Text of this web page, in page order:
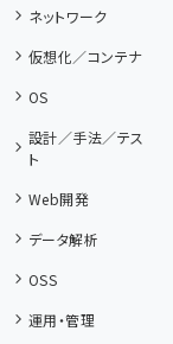
ネットワーク
仮想化／コンテナ
OS
設計／手法／テス
ト
Web開発
データ解析
OSS
運用・管理